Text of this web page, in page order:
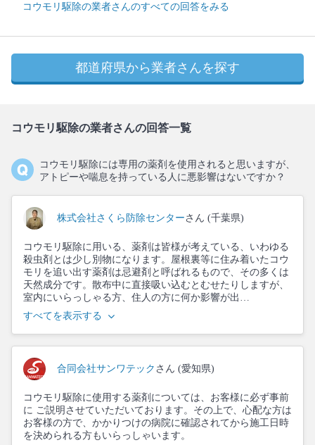
コウモリ駆除の業者さんのすべての回答をみる
都道府県から業者さんを探す
コウモリ駆除の業者さんの回答一覧
コウモリ駆除には専用の薬剤を使用されると思いますが、
アトピーや喘息を持っている人に悪影響はないですか？
株式会社さくら防除センター さん (千葉県)
コウモリ駆除に用いる、薬剤は皆様が考えている、いわゆる
殺虫剤とは少し別物になります。屋根裏等に住み着いたコウ
モリを追い出す薬剤は忌避剤と呼ばれるもので、その多くは
天然成分です。散布中に直接吸い込むとむせたりしますが、
室内にいらっしゃる方、住人の方に何か影響が出…
すべてを表示する
合同会社サンワテック さん (愛知県)
コウモリ駆除に使用する薬剤については、お客様に必ず事前
に ご説明させていただいております。その上で、心配な方は
お客様の方で、かかりつけの病院に確認されてから施工日時
を決められる方もいらっしゃいます。